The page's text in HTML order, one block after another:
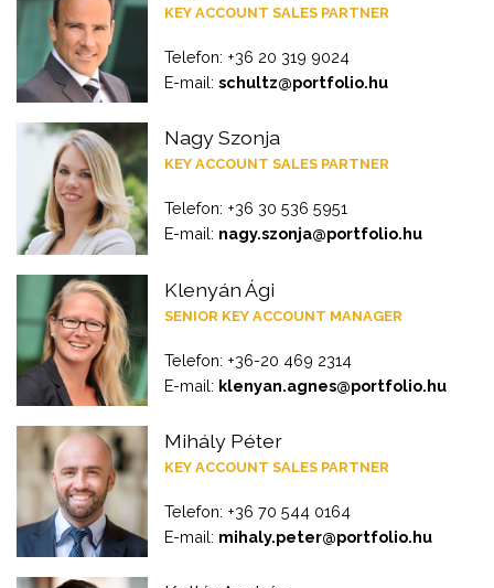
KEY ACCOUNT SALES PARTNER
Telefon: +36 20 319 9024
E-mail:schultz@portfolio.hu
Nagy Szonja
KEY ACCOUNT SALES PARTNER
Telefon: +36 30 536 5951
E-mail: nagy.szonja@portfolio.hu
Klenyán Ági
SENIOR KEY ACCOUNT MANAGER
Telefon: +36-20 469 2314
E-mail: klenyan.agnes@portfolio.hu
Mihály Péter
KEY ACCOUNT SALES PARTNER
Telefon: +36 70 544 0164
E-mail: mihaly.peter@portfolio.hu